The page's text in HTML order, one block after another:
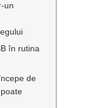
un
în rutina
de